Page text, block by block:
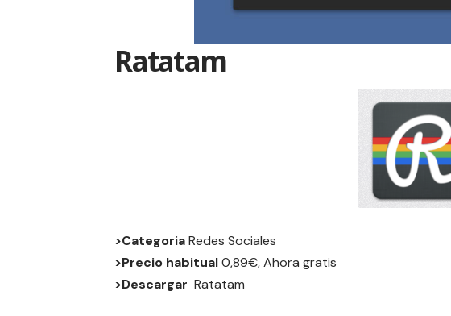
Ratatam
>CategoriaRedes Sociales
>Precio habitual0,89€, Ahora gratis
>Descargar Ratatam